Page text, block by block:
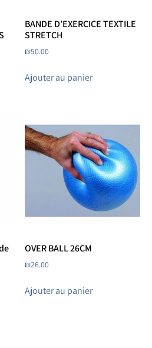
BANDE D’EXERCICE TEXTILE
STRETCH
₪50.00
Ajouter au panier
OVER BALL 26CM
₪26.00
Ajouter au panier